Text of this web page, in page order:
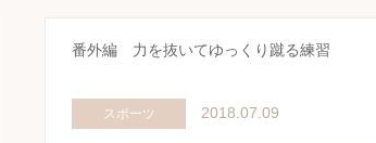
番外編 力を抜いてゆっくり蹴る練習
スポーツ 2018.07.09